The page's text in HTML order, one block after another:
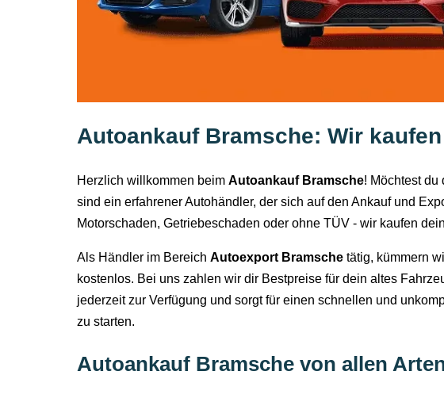
Autoankauf Bramsche: Wir
Herzlich willkommen beim Autoankauf Bramsche! Möchtest du
sind ein erfahrener Autohändler, der sich auf den Ankauf und
Motorschaden, Getriebeschaden oder ohne TÜV - wir kaufen
Als Händler im Bereich Autoexport Bramsche tätig, kümmern
kostenlos. Bei uns zahlen wir dir Bestpreise für dein altes
jederzeit zur Verfügung und sorgt für einen schnellen und
zu starten.
Autoankauf Bramsche von allen